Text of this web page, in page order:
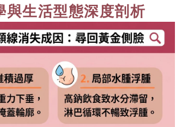
與生活型態深度剖析